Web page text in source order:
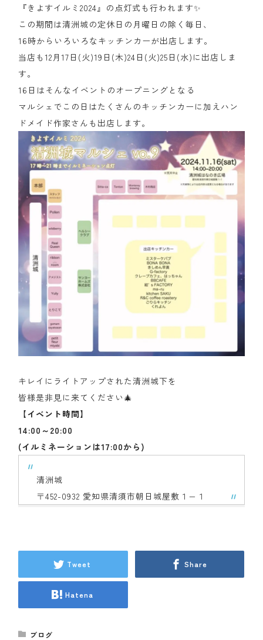
『きよすイルミ2024』の点灯式も行われます✨
この期間は清洲城の定休日の月曜日の除く毎日、
16時からいろいろなキッチンカーが出店します。
当店も12月17日(火)19日(木)24日(火)25日(水)に出店しま
す。
16日はそんなイベントのオープニングとなる
マルシェでこの日はたくさんのキッチンカーに加えハン
ドメイド作家さんも出店します。
キレイにライトアップされた清洲城下を
皆様是非見に来てください🎄
【イベント時間】
14:00～20:00
(イルミネーションは17:00から)
清洲城
〒452-0932 愛知県清須市朝日城屋敷１−１
Tweet Share
Hatena
ブログ